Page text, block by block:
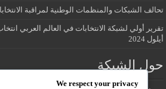
تحالف الشبكات والمنظمات الوطنية لمراقبة
تقرير أولي لشبكة الانتخابات في العالم العربي
أيلول 2024
حول الشبكة
We respect your privacy